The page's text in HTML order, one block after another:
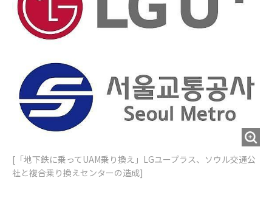
[「地下鉄に乗ってUAM乗り換え」LGユープラス、ソウル交通公
社と複合乗り換えセンターの造成]